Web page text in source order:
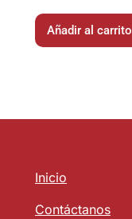
Añadir al carrito
Inicio
Contáctanos